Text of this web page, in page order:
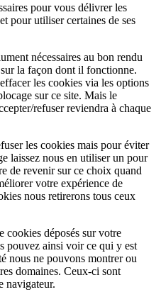
pour vous délivrer les
pour utiliser certaines de ses
nécessaires au bon rendu
la façon dont il fonctionne.
les cookies via les options
sur ce site. Mais le
refuser reviendra à chaque
les cookies mais pour éviter
laissez nous en utiliser un pour
de revenir sur ce choix quand
votre expérience de
nous retirerons tous ceux
cookies déposés sur votre
pouvez ainsi voir ce qui y est
nous ne pouvons montrer ou
domaines. Ceux-ci sont
navigateur.